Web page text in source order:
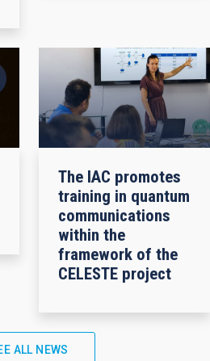
The IAC promotes
training in quantum
communications
within the
framework of the
CELESTE project
ALL NEWS